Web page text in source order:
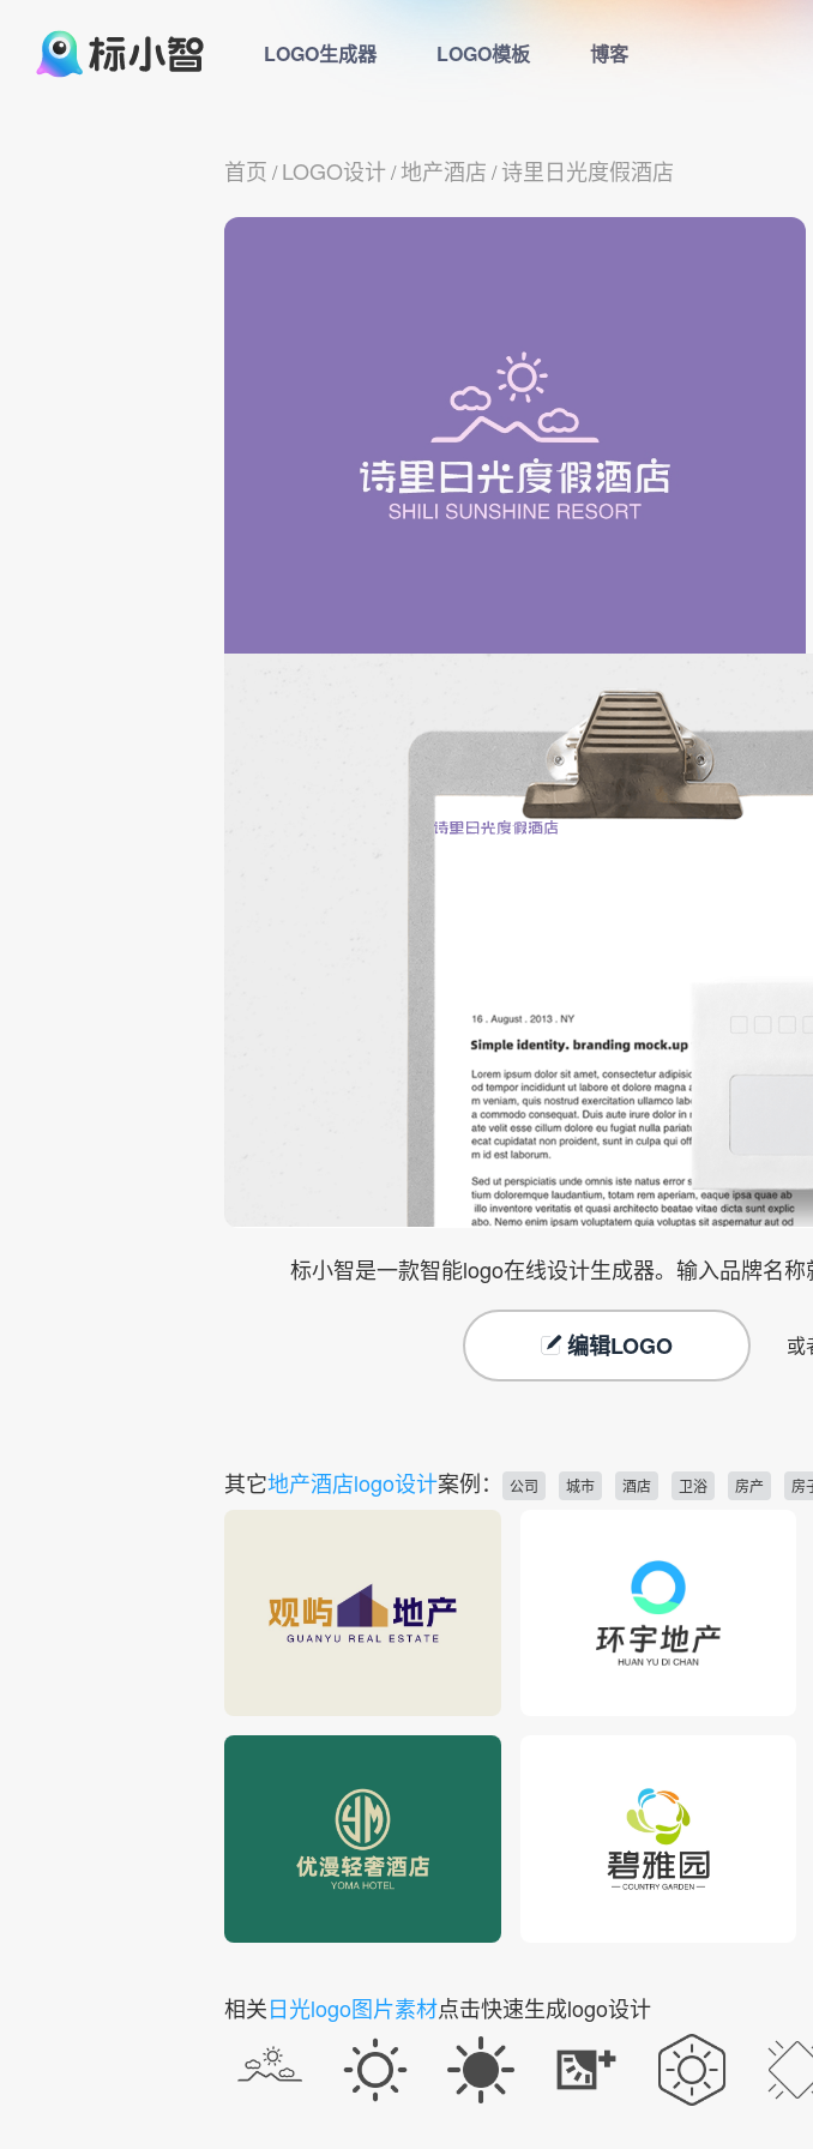
LOGO生成器 LOGO模板 博客
首页 / LOGO设计/ 地产酒店 / 诗里日光度假酒店
标小智是一款智能logo在线设计生成器。输入品牌名
编辑LOGO 或
其它地产酒店logo设计案例： 公司 城市 酒店 卫浴 房产 房
相关日光logo图片素材点击快速生成logo设计